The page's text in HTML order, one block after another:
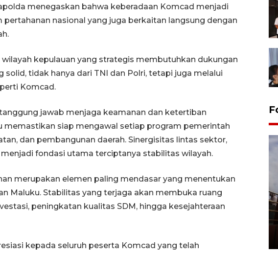
menegaskan bahwa keberadaan Komcad menjadi
pertahanan nasional yang juga berkaitan langsung dengan
wilayah kepulauan yang strategis membutuhkan dukungan
solid, tidak hanya dari TNI dan Polri, tetapi juga melalui
Komcad.
jawab menjaga keamanan dan ketertiban
memastikan siap mengawal setiap program pemerintah
dan pembangunan daerah. Sinergisitas lintas sektor,
fondasi utama terciptanya stabilitas wilayah.
merupakan elemen paling mendasar yang menentukan
Maluku. Stabilitas yang terjaga akan membuka ruang
peningkatan kualitas SDM, hingga kesejahteraan
kepada seluruh peserta Komcad yang telah
Unjuk rasa protes penataan